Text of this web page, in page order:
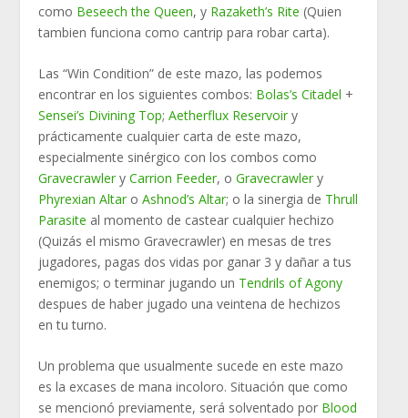
como Beseech the Queen, y Razaketh’s Rite (Quien
tambien funciona como cantrip para robar carta).
Las “Win Condition” de este mazo, las podemos
encontrar en los siguientes combos: Bolas’s Citadel +
Sensei’s Divining Top;Aetherflux Reservoir y
prácticamente cualquier carta de este mazo,
especialmente sinérgico con los combos como
Gravecrawler yCarrion Feeder, oGravecrawler y
Phyrexian Altar oAshnod’s Altar; o la sinergia de Thrull
Parasite al momento de castear cualquier hechizo
(Quizás el mismo Gravecrawler) en mesas de tres
jugadores, pagas dos vidas por ganar 3 y dañar a tus
enemigos; o terminar jugando un Tendrils of Agony
despues de haber jugado una veintena de hechizos
en tu turno.
Un problema que usualmente sucede en este mazo
es la excases de mana incoloro. Situación que como
se mencionó previamente, será solventado por Blood